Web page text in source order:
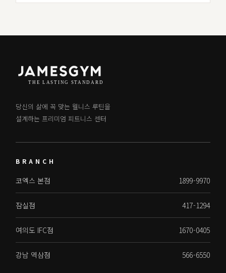
당신의 삶에 꼭 맞는 웰니스 루틴을
설계하는 프리미엄 피트니스 센터
BRANCH
코엑스 본점 1899-9970
잠실점 417-1294
여의도 IFC점 1670-0405
강남 역삼점 566-6550